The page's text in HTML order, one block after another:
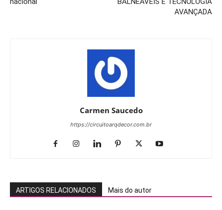
AVANÇADA
Carmen Saucedo
https://circuitoarqdecor.com.br
ARTIGOS RELACIONADOS Mais do autor